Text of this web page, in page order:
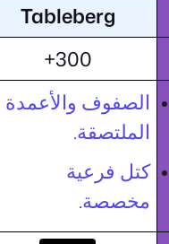
Tableberg
300+
الصفوف والأعمدة
الملتصقة.
كتل فرعية
مخصصة.